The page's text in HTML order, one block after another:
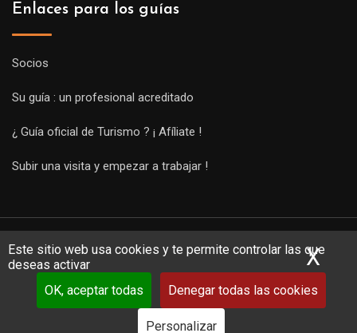
Este sitio web usa cookies y te permite controlar las que
deseas activar
OK, aceptar todas
Denegar todas las cookies
Personalizar
X
Enlaces para los guías
Socios
Su guía : un profesional acreditado
¿ Guía oficial de Turismo ? ¡ Afíliate !
Subir una visita y empezar a trabajar !
Copyright Guides 2021. Tous droits réservés.
Développement
web sur mesurepar iSoluce